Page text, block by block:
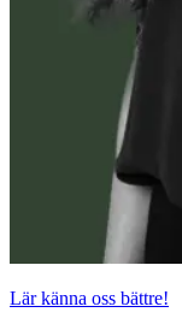
Lär känna oss bättre!